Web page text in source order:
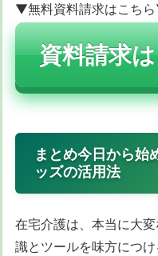
▼無料資料請求はこち
資料請求
まとめ今日から始
ッズの活用法
在宅介護は、本当に大
識とツールを味方につ